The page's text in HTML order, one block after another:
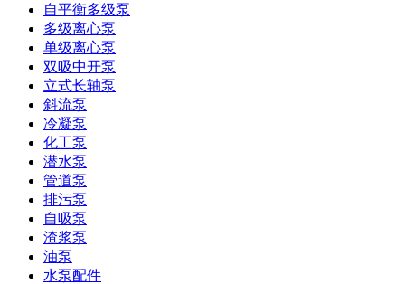
自平衡多级泵
多级离心泵
单级离心泵
双吸中开泵
立式长轴泵
斜流泵
冷凝泵
化工泵
潜水泵
管道泵
排污泵
自吸泵
渣浆泵
油泵
水泵配件